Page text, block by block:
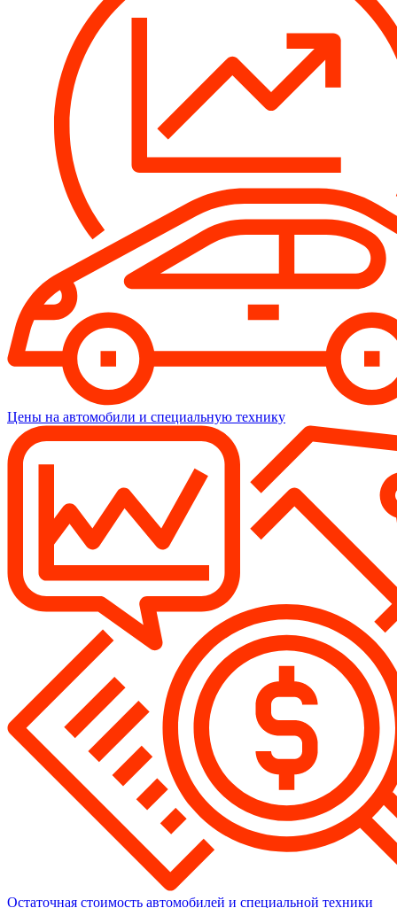
Цены на автомобили и специальную технику
Остаточная стоимость автомобилей и специальной техники